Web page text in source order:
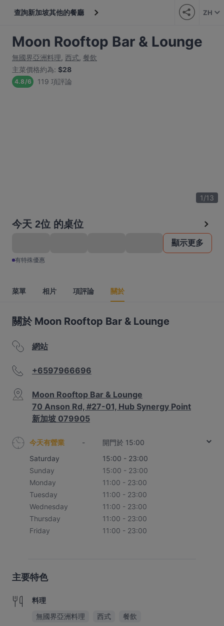
查詢新加坡其他的餐廳 ZH
Moon Rooftop Bar & Lounge
無國界亞洲料理, 西式, 餐飲
主菜價格約為: $28
4.8/6 119 項評論
1/13
今天 2位 的桌位
顯示更多
有特殊優惠
菜單 相片 項評論 關於
關於 Moon Rooftop Bar & Lounge
網站
+6597966696
Moon Rooftop Bar & Lounge
70 Anson Rd, #27-01, Hub Synergy Point
新加坡 079905
今天有營業 -
開門於 15:00
Saturday
15:00 - 23:00
Sunday
15:00 - 23:00
Monday
11:00 - 23:00
Tuesday
11:00 - 23:00
Wednesday
11:00 - 23:00
Thursday
11:00 - 23:00
Friday
11:00 - 23:00
主要特色
料理
無國界亞洲料理
西式 餐飲